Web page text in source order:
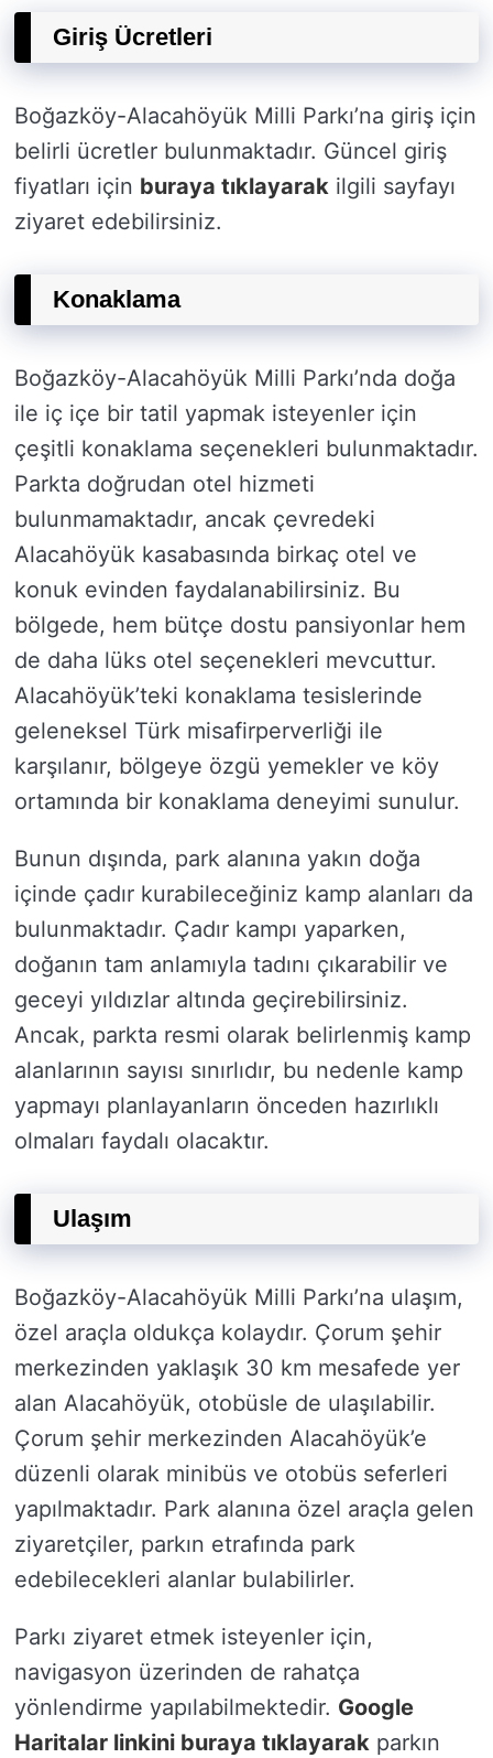
Giriş Ücretleri
Boğazköy-Alacahöyük Milli Parkı’na giriş için
belirli ücretler bulunmaktadır. Güncel giriş
fiyatları için buraya tıklayarak ilgili sayfayı
ziyaret edebilirsiniz.
Konaklama
Boğazköy-Alacahöyük Milli Parkı’nda doğa
ile iç içe bir tatil yapmak isteyenler için
çeşitli konaklama seçenekleri bulunmaktadır.
Parkta doğrudan otel hizmeti
bulunmamaktadır, ancak çevredeki
Alacahöyük kasabasında birkaç otel ve
konuk evinden faydalanabilirsiniz. Bu
bölgede, hem bütçe dostu pansiyonlar hem
de daha lüks otel seçenekleri mevcuttur.
Alacahöyük’teki konaklama tesislerinde
geleneksel Türk misafirperverliği ile
karşılanır, bölgeye özgü yemekler ve köy
ortamında bir konaklama deneyimi sunulur.
Bunun dışında, park alanına yakın doğa
içinde çadır kurabileceğiniz kamp alanları da
bulunmaktadır. Çadır kampı yaparken,
doğanın tam anlamıyla tadını çıkarabilir ve
geceyi yıldızlar altında geçirebilirsiniz.
Ancak, parkta resmi olarak belirlenmiş kamp
alanlarının sayısı sınırlıdır, bu nedenle kamp
yapmayı planlayanların önceden hazırlıklı
olmaları faydalı olacaktır.
Ulaşım
Boğazköy-Alacahöyük Milli Parkı’na ulaşım,
özel araçla oldukça kolaydır. Çorum şehir
merkezinden yaklaşık 30 km mesafede yer
alan Alacahöyük, otobüsle de ulaşılabilir.
Çorum şehir merkezinden Alacahöyük’e
düzenli olarak minibüs ve otobüs seferleri
yapılmaktadır. Park alanına özel araçla gelen
ziyaretçiler, parkın etrafında park
edebilecekleri alanlar bulabilirler.
Parkı ziyaret etmek isteyenler için,
navigasyon üzerinden de rahatça
yönlendirme yapılabilmektedir. Google
Haritalar linkini buraya tıklayarak parkın